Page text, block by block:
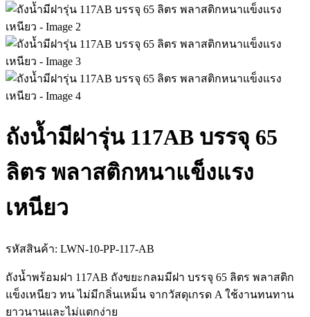
ถังน้ำมีฝารุ่น 117AB บรรจุ 65
ลิตร พลาสติกหนาแข็งแรง
เหนียว
รหัสสินค้า: LWN-10-PP-117-AB
ถังน้ำพร้อมฝา 117AB ถังขยะกลมมีฝา บรรจุ 65 ลิตร พลาสติก
แข็งเหนียว ทน ไม่มีกลิ่นเหม็น จากวัสดุเกรด A ใช้งานทนทาน
ยาวนานและไม่แตกง่าย